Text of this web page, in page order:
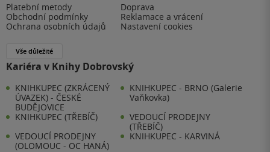
Platební metody
Doprava
Obchodní podmínky
Reklamace a vrácení
Ochrana osobních údajů
Nastavení cookies
Vše důležité
Kariéra v Knihy Dobrovský
KNIHKUPEC (ZKRÁCENÝ
ÚVAZEK) - ČESKÉ
BUDĚJOVICE
KNIHKUPEC - BRNO (Galerie
Vaňkovka)
KNIHKUPEC (TŘEBÍČ)
VEDOUCÍ PRODEJNY
(TŘEBÍČ)
VEDOUCÍ PRODEJNY
(OLOMOUC - OC HANÁ)
KNIHKUPEC - KARVINÁ